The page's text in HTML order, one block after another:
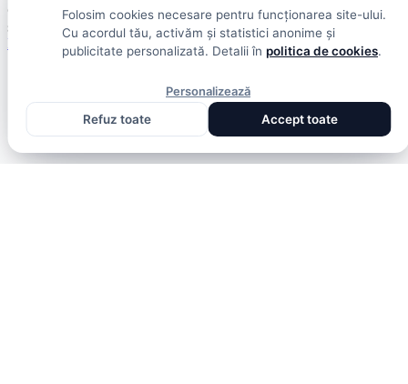
© 2026 DolceSport. Toate drepturile rezervate. Scoruri, clasamente
și analize din toate competițiile
Fotbal intern Fotbal extern Scoruri live
Folosim cookies necesare pentru funcționarea site-ului.
Cu acordul tău, activăm și statistici anonime și
publicitate personalizată. Detalii în politica de cookies.
Personalizează
Refuz toate
Accept toate